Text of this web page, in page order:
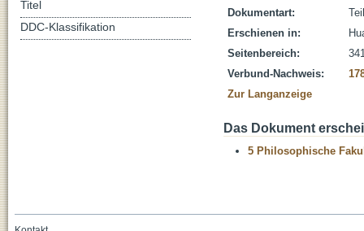
Dokumentart:
Erschienen in:
Seitenbereich:
Verbund-Nachweis:
Zur Langanzeige
Das Dokument
5 Philosophische
Titel
DDC-Klassifikation